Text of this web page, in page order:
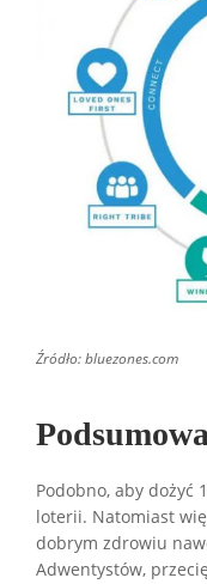
Źródło: bluezones.com
Podobno, aby dożyć
loterii. Natomiast
dobrym zdrowiu
Adwentystów,